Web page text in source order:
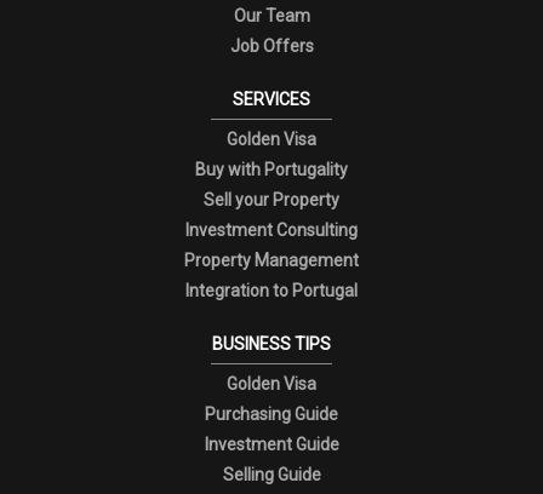
Our Team
Job Offers
SERVICES
Golden Visa
Buy with Portugality
Sell your Property
Investment Consulting
Property Management
Integration to Portugal
BUSINESS TIPS
Golden Visa
Purchasing Guide
Investment Guide
Selling Guide